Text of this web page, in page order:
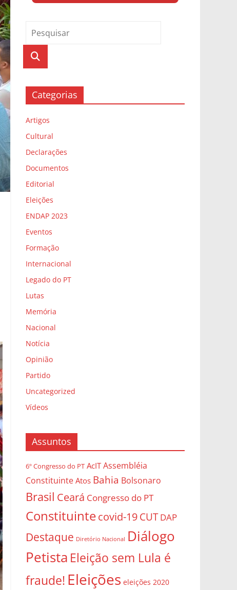
Categorias
Artigos
Cultural
Declarações
Documentos
Editorial
Eleições
ENDAP 2023
Eventos
Formação
Internacional
Legado do PT
Lutas
Memória
Nacional
Notícia
Opinião
Partido
Uncategorized
Vídeos
Assuntos
6º Congresso do PT AcIT Assembléia
Constituinte Atos Bahia Bolsonaro
Brasil Ceará Congresso do PT
Constituintecovid-19CUT DAP
Destaque Diretório Nacional Diálogo
Petista Eleição sem Lula é
fraude! Eleições eleições 2020